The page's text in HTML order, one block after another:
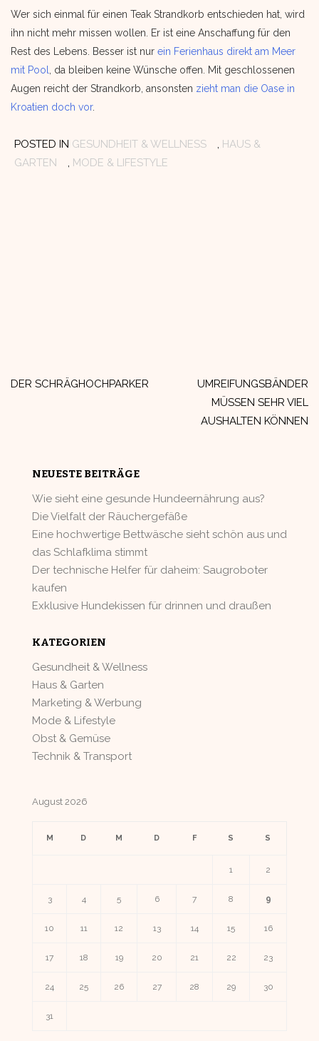
Wer sich einmal für einen Teak Strandkorb entschieden hat, wird
ihn nicht mehr missen wollen. Er ist eine Anschaffung für den
Rest des Lebens. Besser ist nur ein Ferienhaus direkt am Meer
mit Pool
, da bleiben keine Wünsche offen. Mit geschlossenen
Augen reicht der Strandkorb, ansonsten zieht man die Oase in
Kroatien doch vor.
POSTED IN GESUNDHEIT & WELLNESS , HAUS &
GARTEN
, MODE & LIFESTYLE
DER SCHRÄGHOCHPARKER
UMREIFUNGSBÄNDER
MÜSSEN SEHR VIEL
AUSHALTEN KÖNNEN
NEUESTE BEITRÄGE
Wie sieht eine gesunde Hundeernährung aus?
Die Vielfalt der Räuchergefäße
Eine hochwertige Bettwäsche sieht schön aus und
das Schlafklima stimmt
Der technische Helfer für daheim: Saugroboter
kaufen
Exklusive Hundekissen für drinnen und draußen
KATEGORIEN
Gesundheit & Wellness
Haus & Garten
Marketing & Werbung
Mode & Lifestyle
Obst & Gemüse
Technik & Transport
August 2026
M D M D F S S
1 2
3 4 5 6 7 8 9
10 11 12 13 14 15 16
17 18 19 20 21 22 23
24 25 26 27 28 29 30
31